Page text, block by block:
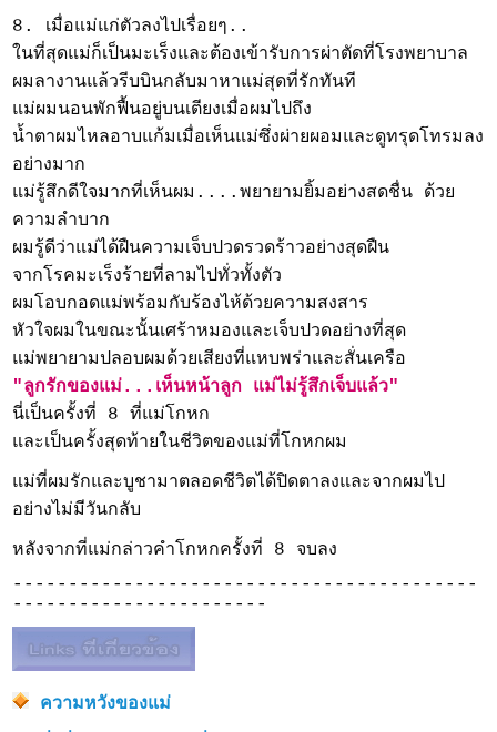
8. เมื่อแม่แก่ตัวลงไปเรื่อยๆ..
ในที่สุดแม่ก็เป็นมะเร็งและต้องเข้ารับการผ่าตัดที่โรงพยาบาล
ผมลางานแล้วรีบบินกลับมาหาแม่สุดที่รักทันที
แม่ผมนอนพักฟื้นอยู่บนเตียงเมื่อผมไปถึง
น้ำตาผมไหลอาบแก้มเมื่อเห็นแม่ซึ่งผ่ายผอมและดูทรุดโทรมลง
อย่างมาก
แม่รู้สึกดีใจมากที่เห็นผม....พยายามยิ้มอย่างสดชื่น ด้วย
ความลำบาก
ผมรู้ดีว่าแม่ได้ฝืนความเจ็บปวดรวดร้าวอย่างสุดฝืน
จากโรคมะเร็งร้ายที่ลามไปทั่วทั้งตัว
ผมโอบกอดแม่พร้อมกับร้องไห้ด้วยความสงสาร
หัวใจผมในขณะนั้นเศร้าหมองและเจ็บปวดอย่างที่สุด
แม่พยายามปลอบผมด้วยเสียงที่แหบพร่าและสั่นเครือ
"ลูกรักของแม่...เห็นหน้าลูก แม่ไม่รู้สึกเจ็บแล้ว"
นี่เป็นครั้งที่ 8 ที่แม่โกหก
และเป็นครั้งสุดท้ายในชีวิตของแม่ที่โกหกผม
แม่ที่ผมรักและบูชามาตลอดชีวิตได้ปิดตาลงและจากผมไป
อย่างไม่มีวันกลับ
หลังจากที่แม่กล่าวคำโกหกครั้งที่ 8 จบลง
------------------------------------------
-----------------------
ความหวังของแม่